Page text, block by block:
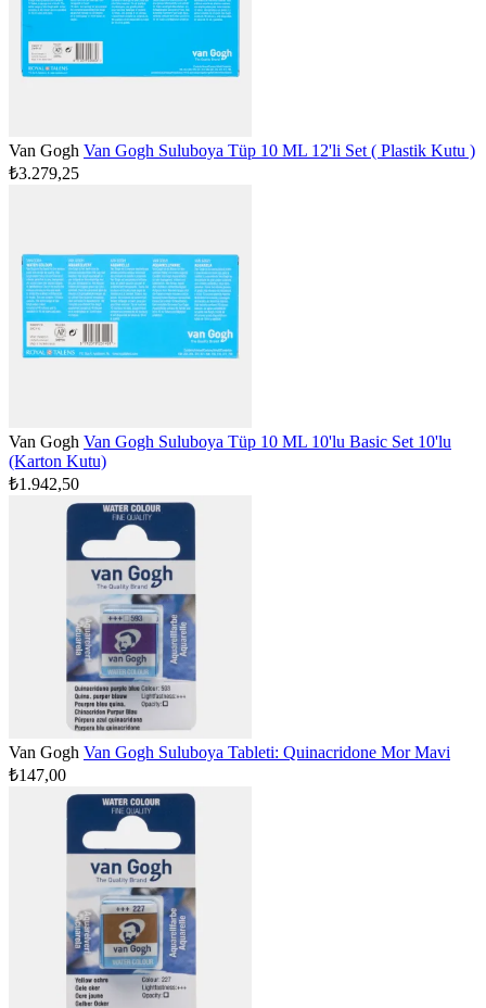
Van Gogh Van Gogh Suluboya Tüp 10 ML 12'li Set ( Plastik Kutu )
₺3.279,25
Van Gogh Van Gogh Suluboya Tüp 10 ML 10'lu Basic Set 10'lu
(Karton Kutu)
₺1.942,50
Van Gogh Van Gogh Suluboya Tableti: Quinacridone Mor Mavi
₺147,00